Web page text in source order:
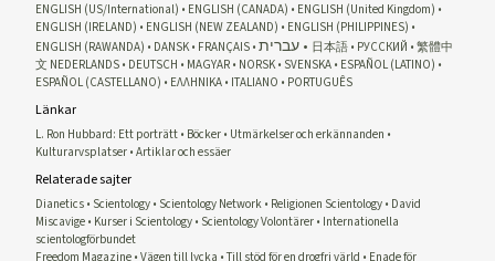
ENGLISH (US/International) ENGLISH (CANADA)
ENGLISH (United Kingdom)
ENGLISH (IRELAND)
ENGLISH (NEW ZEALAND)
ENGLISH (PHILIPPINES)
ENGLISH (RAWANDA)
DANSK FRANÇAIS עברית 日本語 РУССКИЙ
繁體中
文 NEDERLANDS DEUTSCH MAGYAR NORSK SVENSKA ESPAÑOL (LATINO)
ESPAÑOL (CASTELLANO)
ΕΛΛΗΝΙΚA ITALIANO PORTUGUÊS
Länkar
L. Ron Hubbard: Ett porträtt Böcker Utmärkelser och erkännanden
Kulturarvsplatser Artiklar och essäer
Relaterade sajter
Dianetics Scientology Scientology Network Religionen Scientology David
Miscavige Kurser i Scientology Scientology Volontärer Internationella
scientologförbundet
Freedom Magazine Vägen till lycka Till stöd för en drogfri värld Enade för